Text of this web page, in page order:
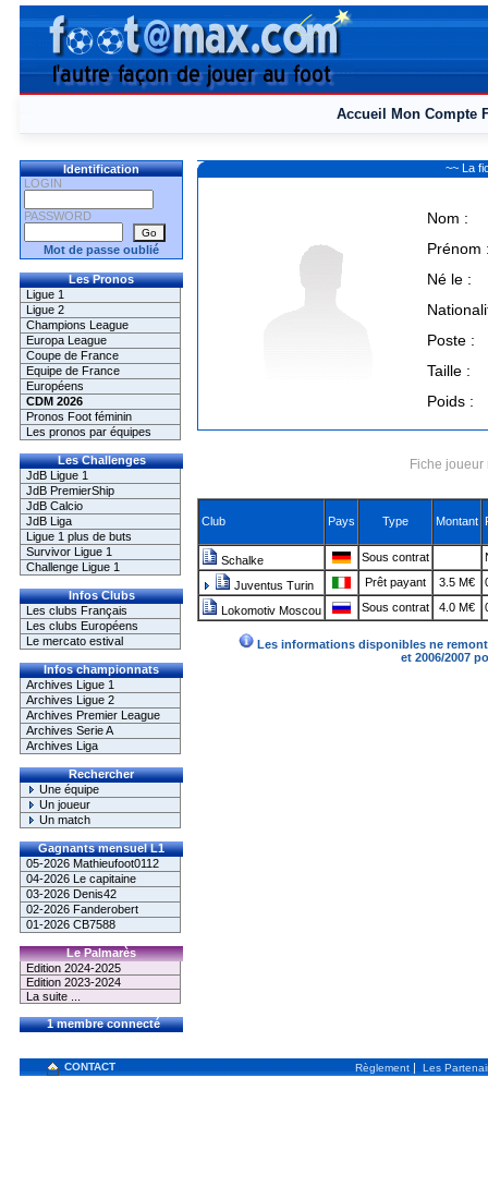
Accueil Mon Compte
Identification
LOGIN
PASSWORD
Mot de passe oublié
Les Pronos
Ligue 1
Ligue 2
Champions League
Europa League
Coupe de France
Equipe de France
Européens
CDM 2026
Pronos Foot féminin
Les pronos par équipes
Les Challenges
JdB Ligue 1
JdB PremierShip
JdB Calcio
JdB Liga
Ligue 1 plus de buts
Survivor Ligue 1
Challenge Ligue 1
Infos Clubs
Les clubs Français
Les clubs Européens
Le mercato estival
Infos championnats
Archives Ligue 1
Archives Ligue 2
Archives Premier League
Archives Serie A
Archives Liga
Rechercher
Une équipe
Un joueur
Un match
Gagnants mensuel L1
05-2026 Mathieufoot0112
04-2026 Le capitaine
03-2026 Denis42
02-2026 Fanderobert
01-2026 CB7588
Le Palmarès
Edition 2024-2025
Edition 2023-2024
La suite ...
1 membre connecté
~~ La
Nom :
Prénom
Né le :
Poste :
Taille :
Poids :
Fiche
Club Pays Type Montant
Schalke Sous contrat
Juventus Turin Prêt payant 3.5 M€
Lokomotiv Moscou Sous contrat 4.0 M€
Les informations disponibles ne
et 2006/2007
CONTACT Règlement | Les